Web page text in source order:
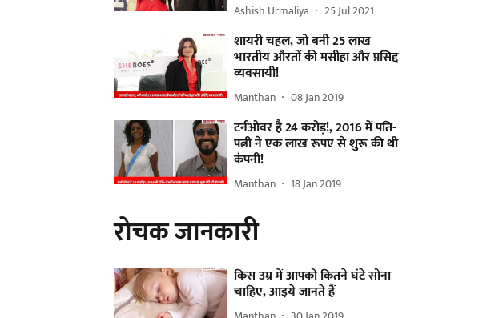
Ashish Urmaliya 25 Jul 2021
शायरी चहल, जो बनी 25 लाख
भारतीय औरतों की मसीहा और प्रसिद्द
व्यवसायी!
Manthan 08 Jan 2019
टर्नओवर है 24 करोड़!, 2016 में पति-
पत्नी ने एक लाख रूपए से शुरू की थी
कंपनी!
Manthan 18 Jan 2019
रोचक जानकारी
किस उम्र में आपको कितने घंटे सोना
चाहिए, आइये जानते हैं